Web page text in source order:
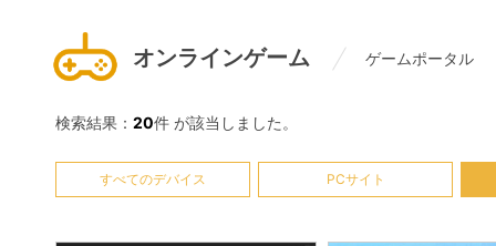
オンラインゲーム ゲームポータル
検索結果： 20件 が該当しました。
すべてのデバイス PCサイト